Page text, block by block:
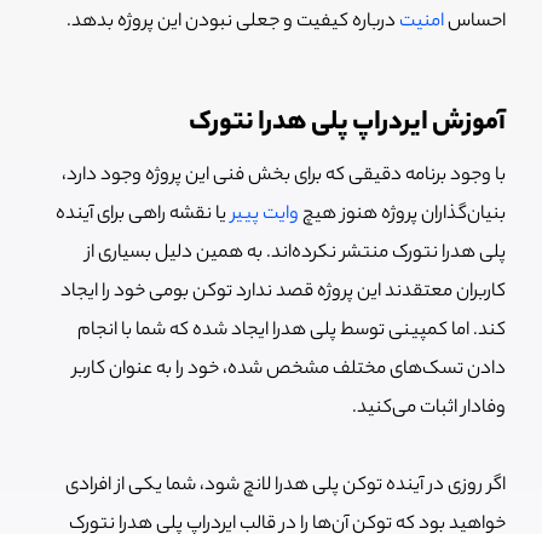
احساسامنیت درباره کیفیت و جعلی نبودن این پروژه بدهد.
آموزش ایردراپ پلی هدرا نتورک
با وجود برنامه دقیقی که برای بخش فنی این پروژه وجود دارد،
بنیان‌گذاران پروژه هنوز هیچوایت پییریا نقشه راهی برای آینده
پلی هدرا نتورک منتشر نکرده‌اند. به همین دلیل بسیاری از
کاربران معتقدند این پروژه قصد ندارد توکن بومی خود را ایجاد
کند. اما کمپینی توسط پلی هدرا ایجاد شده که شما با انجام
دادن تسک‌های مختلف مشخص شده، خود را به عنوان کاربر
وفادار اثبات می‌کنید.
اگر روزی در آینده توکن پلی هدرا لانچ شود، شما یکی از افرادی
خواهید بود که توکن آن‌ها را در قالب ایردراپ پلی هدرا نتورک